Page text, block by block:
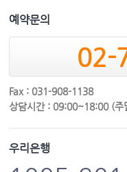
예약문의
02-
Fax : 031-908-1138
상담시간 : 09:00~18:00 (주
우리은행